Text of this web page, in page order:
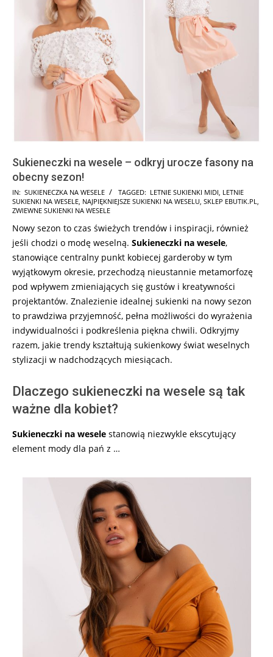
Sukieneczki na wesele – odkryj urocze fasony na
obecny sezon!
2026-
06-
IN: SUKIENECZKA NA WESELE TAGGED: LETNIE SUKIENKI MIDI, LETNIE
SUKIENKI NA WESELE, NAJPIĘKNIEJSZE SUKIENKI NA WESELU, SKLEP EBUTIK.PL,
ZWIEWNE SUKIENKI NA WESELE
Nowy sezon to czas świeżych trendów i inspiracji, również
jeśli chodzi o modę weselną. Sukieneczki na wesele,
stanowiące centralny punkt kobiecej garderoby w tym
wyjątkowym okresie, przechodzą nieustannie metamorfozę
pod wpływem zmieniających się gustów i kreatywności
projektantów. Znalezienie idealnej sukienki na nowy sezon
to prawdziwa przyjemność, pełna możliwości do wyrażenia
indywidualności i podkreślenia piękna chwili. Odkryjmy
razem, jakie trendy kształtują sukienkowy świat weselnych
stylizacji w nadchodzących miesiącach.
Dlaczego sukieneczki na wesele są tak
ważne dla kobiet?
Sukieneczki na wesele stanowią niezwykle ekscytujący
element mody dla pań z …